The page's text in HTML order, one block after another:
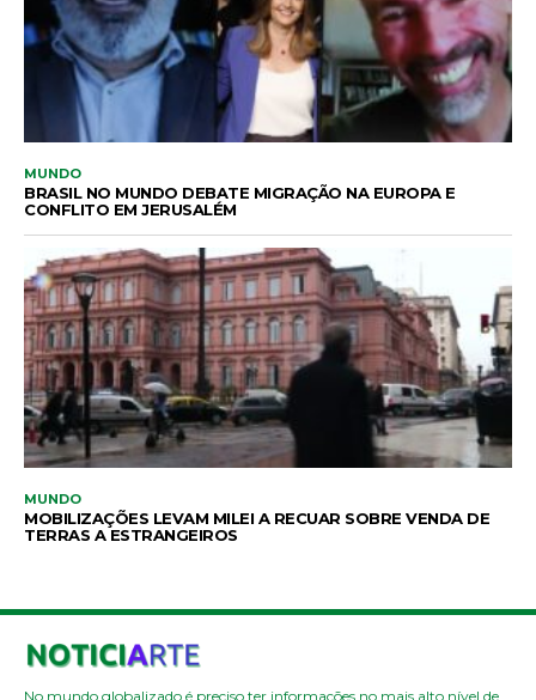
MUNDO
BRASIL NO MUNDO DEBATE MIGRAÇÃO NA EUROPA E
CONFLITO EM JERUSALÉM
MUNDO
MOBILIZAÇÕES LEVAM MILEI A RECUAR SOBRE VENDA DE
TERRAS A ESTRANGEIROS
No mundo globalizado é preciso ter informações no mais alto nível de